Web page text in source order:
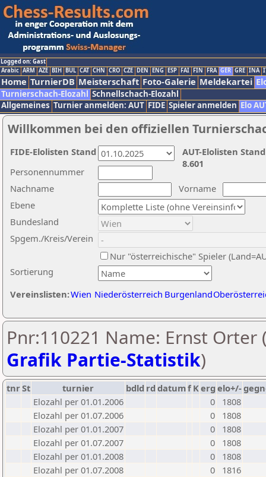
Logged on: Gast
Arabic ARM AZE BIH BUL CAT CHN CRO CZE DEN ENG ESP FAI FIN FRA GER GRE INA
Home TurnierDB Meisterschaft Foto-Galerie Meldekartei
Turnierschach-Elozahl Schnellschach-Elozahl
Allgemeines Turnier anmelden: AUT FIDE Spieler anmelden Elo
Willkommen bei den offiziellen
Nachname
Vorname
Ebene
Sortierung
Personennummer
Bundesland
Spgem./Kreis/Verein
Nur "österreichische" Spieler
Vereinslisten:Wien Niederösterreich Burgenland
AUT-Elolisten
8.601
FIDE-Elolisten Stand
Pnr:110221 Name: Ernst Orter
Grafik Partie-Statistik)
tnrSt turnier bdld rd datumf Kerg elo+/-
Elozahl per 01.01.2006
0
1808
Elozahl per 01.07.2006
0
1808
Elozahl per 01.01.2007
0
1808
Elozahl per 01.07.2007
0
1808
Elozahl per 01.01.2008
0
1808
Elozahl per 01.07.2008
0
1816